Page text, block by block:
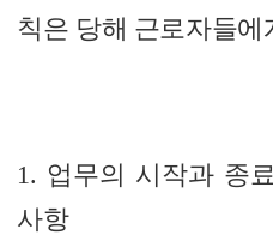
칙은 당해 근로자들
1. 업무의 시작과 종
사항